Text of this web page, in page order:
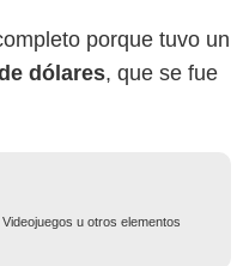
porque tuvo un
dólares, que se fue
u otros elementos